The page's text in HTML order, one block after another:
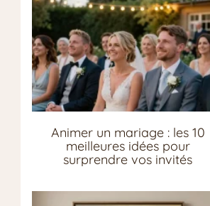
Animer un mariage : les 10
meilleures idées pour
surprendre vos invités